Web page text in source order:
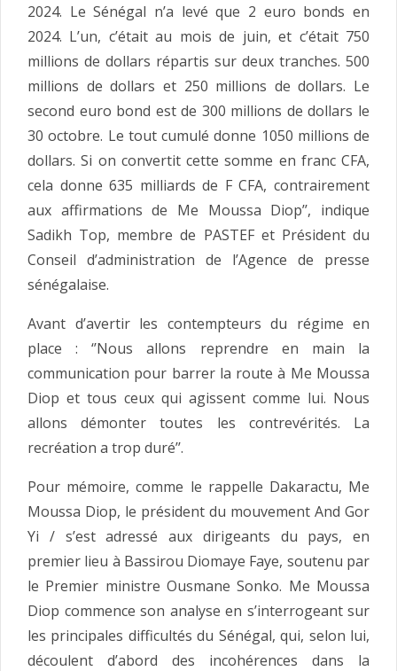
2024. Le Sénégal n’a levé que 2 euro bonds en
2024. L’un, c’était au mois de juin, et c’était 750
millions de dollars répartis sur deux tranches. 500
millions de dollars et 250 millions de dollars. Le
second euro bond est de 300 millions de dollars le
30 octobre. Le tout cumulé donne 1050 millions de
dollars. Si on convertit cette somme en franc CFA,
cela donne 635 milliards de F CFA, contrairement
aux affirmations de Me Moussa Diop’’, indique
Sadikh Top, membre de PASTEF et Président du
Conseil d’administration de l’Agence de presse
sénégalaise.
Avant d’avertir les contempteurs du régime en
place : ‘’Nous allons reprendre en main la
communication pour barrer la route à Me Moussa
Diop et tous ceux qui agissent comme lui. Nous
allons démonter toutes les contrevérités. La
recréation a trop duré’’.
Pour mémoire, comme le rappelle Dakaractu, Me
Moussa Diop, le président du mouvement And Gor
Yi / s’est adressé aux dirigeants du pays, en
premier lieu à Bassirou Diomaye Faye, soutenu par
le Premier ministre Ousmane Sonko. Me Moussa
Diop commence son analyse en s’interrogeant sur
les principales difficultés du Sénégal, qui, selon lui,
découlent d’abord des incohérences dans la